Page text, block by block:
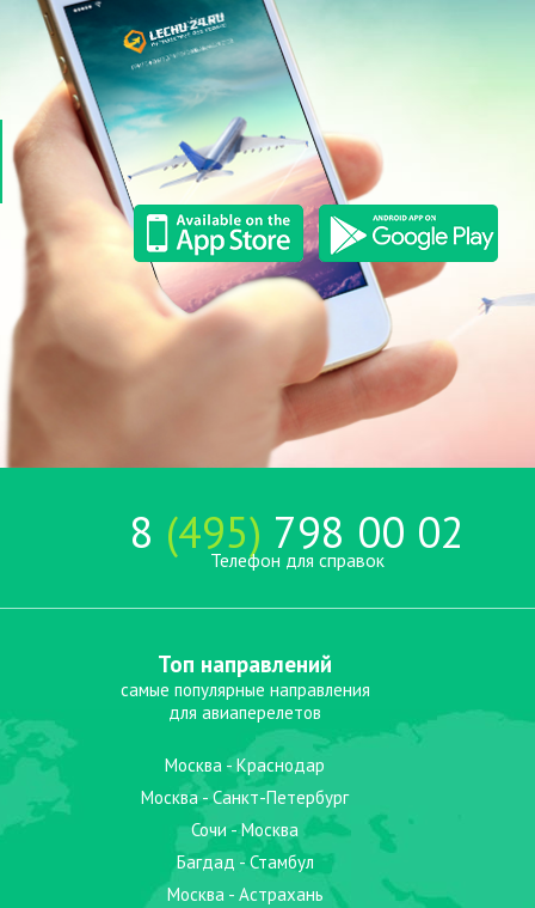
8 (495) 798 00 02
Телефон для справок
Топ направлений
самые популярные направления
для авиаперелетов
Москва - Краснодар
Москва - Санкт-Петербург
Сочи - Москва
Багдад - Стамбул
Москва - Астрахань